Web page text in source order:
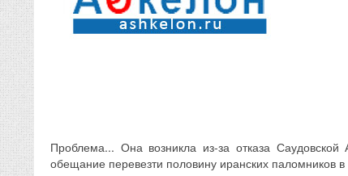
Проблема... Она возникла из-за отказа
обещание перевезти половину иранских паломников